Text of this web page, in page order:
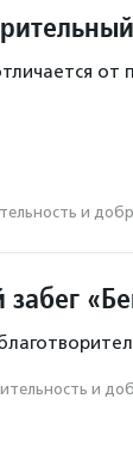
от
и
и